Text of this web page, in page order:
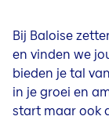
Bij Baloise
en vinden we
bieden je tal
in je groei en
start maar ook